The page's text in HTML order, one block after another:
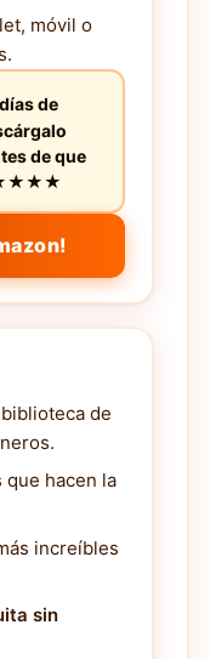
móvil o
de
de que
de
hacen la
increíbles
sin